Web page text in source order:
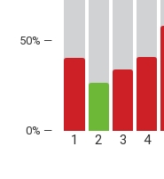
50% —
1 2 3 4